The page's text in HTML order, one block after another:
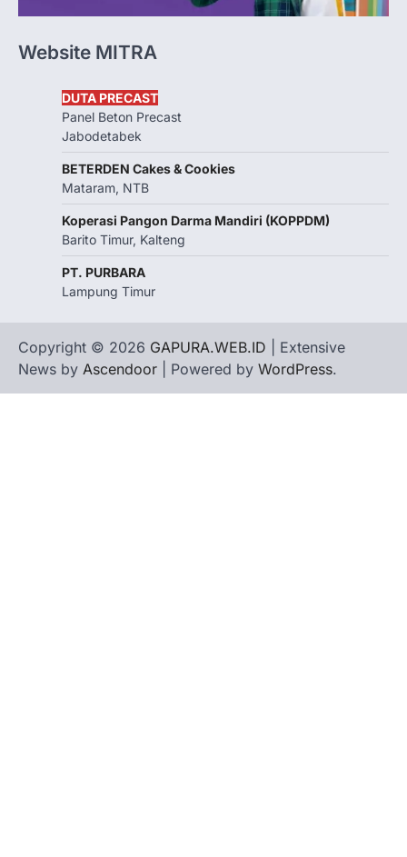
Website MITRA
DUTA PRECAST
Panel Beton Precast
Jabodetabek
BETERDEN Cakes & Cookies
Mataram, NTB
Koperasi Pangon Darma Mandiri (KOPPDM)
Barito Timur, Kalteng
PT. PURBARA
Lampung Timur
Copyright © 2026 GAPURA.WEB.ID | Extensive
News by Ascendoor | Powered by WordPress.